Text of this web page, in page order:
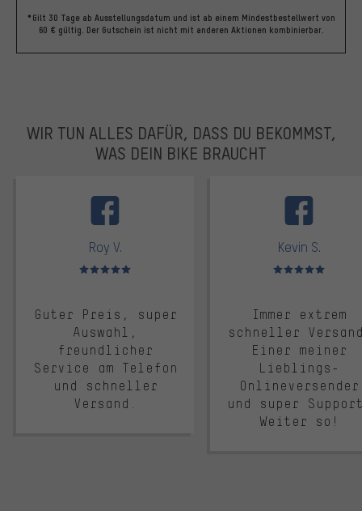
*Gilt 30 Tage ab Ausstellungsdatum und ist ab einem Mindestbestellwert von
60 € gültig. Der Gutschein ist nicht mit anderen Aktionen kombinierbar.
WIR TUN ALLES DAFÜR, DASS DU BEKOMMST,
WAS DEIN BIKE BRAUCHT
Roy V.
Bewertungen: 5 von 5
Guter Preis, super
Auswahl,
freundlicher
Service am Telefon
und schneller
Versand.
Kevin S.
Bewertungen: 5 von 5
Immer extrem
schneller
Einer meiner
Lieblings-
Onlineversender
und super
Weiter so!